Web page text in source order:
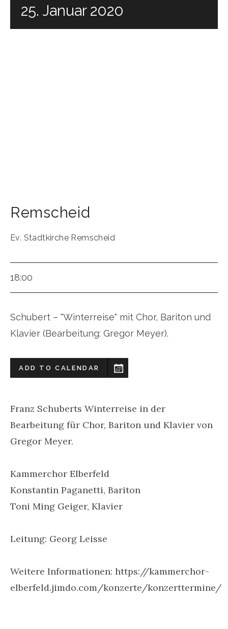
25. Januar 2020
Remscheid
Ev. Stadtkirche Remscheid
18:00
Schubert – "Winterreise" mit Chor, Bariton und
Klavier (Bearbeitung: Gregor Meyer).
ADD TO CALENDAR
Franz Schuberts Winterreise in der
Bearbeitung für Chor, Bariton und Klavier von
Gregor Meyer.
Kammerchor Elberfeld
Konstantin Paganetti, Bariton
Toni Ming Geiger, Klavier
Leitung: Georg Leisse
Weitere Informationen: https://kammerchor-
elberfeld.jimdo.com/konzerte/konzerttermine/